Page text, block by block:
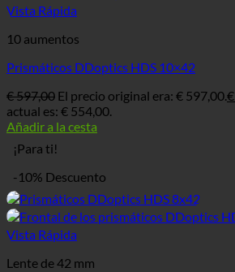
Vista Rápida
10 aumentos
Prismáticos DDoptics HDS 10×42
€597,00 El precio original era: € 597,00.€
actual es: € 554,00.
Añadir a la cesta
¡Para ti!
-10% Descuento
Vista Rápida
Lente de 42 mm